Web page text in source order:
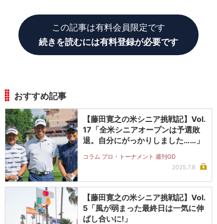
この記事は有料会員限定です
続きを読むには有料登録が必要です
おすすめ記事
【藤田寛之の米シニア挑戦記】Vol.
17「全米シニアオープンは予選敗
退。自分にがっかりしました……」
コラム プロ・トーナメント 週刊GD
2025.7.8
【藤田寛之の米シニア挑戦記】Vol.
5「風が弱まった最終日は一気に伸
ばし合いに!」